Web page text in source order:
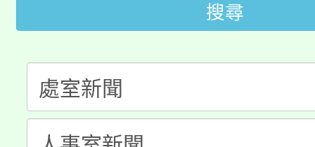
桃園市115學年度學生
生本土語及新住民語歌
代理(課)教師甄選結果(
公告本校115學年度第
代理(課)教師甄選結果(
轉知中國文化大學推廣
搜尋